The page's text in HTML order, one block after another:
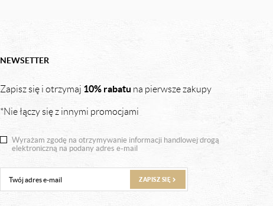
NEWSETTER
Zapisz się i otrzymaj 10% rabatu na pierwsze zakupy
*Nie łączy się z innymi promocjami
Wyrażam zgodę na otrzymywanie informacji handlowej drogą
elektroniczną na podany adres e-mail
ZAPISZ SIĘ